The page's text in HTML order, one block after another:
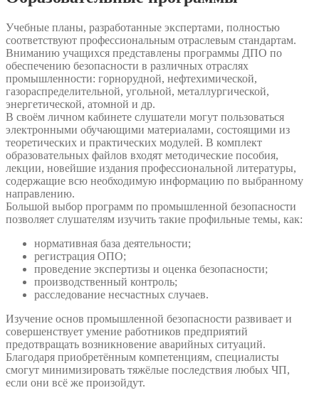
Учебные планы, разработанные экспертами, полностью
соответствуют профессиональным отраслевым стандартам.
Вниманию учащихся представлены программы ДПО по
обеспечению безопасности в различных отраслях
промышленности: горнорудной, нефтехимической,
газораспределительной, угольной, металлургической,
энергетической, атомной и др.
В своём личном кабинете слушатели могут пользоваться
электронными обучающими материалами, состоящими из
теоретических и практических модулей. В комплект
образовательных файлов входят методические пособия,
лекции, новейшие издания профессиональной литературы,
содержащие всю необходимую информацию по выбранному
направлению.
Большой выбор программ по промышленной безопасности
позволяет слушателям изучить такие профильные темы, как:
нормативная база деятельности;
регистрация ОПО;
проведение экспертизы и оценка безопасности;
производственный контроль;
расследование несчастных случаев.
Изучение основ промышленной безопасности развивает и
совершенствует умение работников предприятий
предотвращать возникновение аварийных ситуаций.
Благодаря приобретённым компетенциям, специалисты
смогут минимизировать тяжёлые последствия любых ЧП,
если они всё же произойдут.